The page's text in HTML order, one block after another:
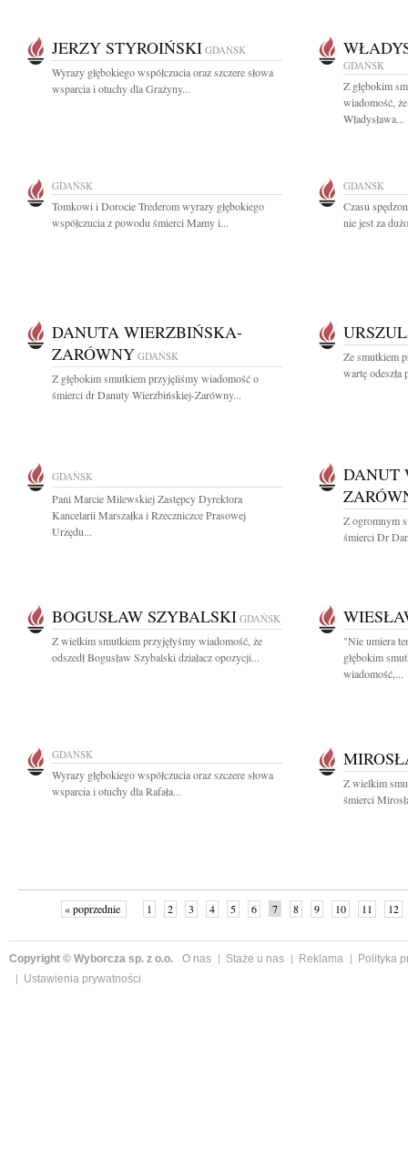
JERZY STYROIŃSKI GDAŃSK
Wyrazy głębokiego współczucia oraz szczere słowa
wsparcia i otuchy dla Grażyny...
GDAŃSK
Z głębokim
wiadomość,
Władysława...
GDAŃSK
Tomkowi i Dorocie Trederom wyrazy głębokiego
współczucia z powodu śmierci Mamy i...
GDAŃSK
Czasu
nie jest za
DANUTA WIERZBIŃSKA-
ZARÓWNY GDAŃSK
Z głębokim smutkiem przyjęliśmy wiadomość o
śmierci dr Danuty Wierzbińskiej-Zarówny...
Ze smutkiem
wartę
GDAŃSK
Pani Marcie Milewskiej Zastępcy Dyrektora
Kancelarii Marszałka i Rzeczniczce Prasowej
Urzędu...
DANUT
Z ogromnym
śmierci Dr
BOGUSŁAW SZYBALSKI GDAŃSK
Z wielkim smutkiem przyjęłyśmy wiadomość, że
odszedł Bogusław Szybalski działacz opozycji...
"Nie umiera
głębokim
wiadomość,...
GDAŃSK
Wyrazy głębokiego współczucia oraz szczere słowa
wsparcia i otuchy dla Rafała...
Z wielkim
śmierci
« poprzednie 1 2 3 4 5 6 7 8 9 10 11 12
Copyright © Wyborcza sp. z o.o. O nas Staże u nas Reklama
Polityka
Ustawienia prywatności